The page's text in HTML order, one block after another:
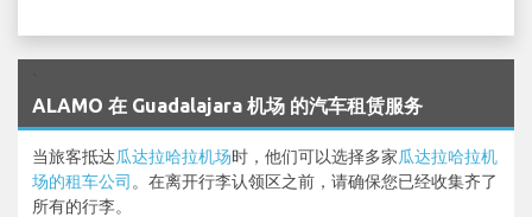
ALAMO 在 Guadalajara 机场 的汽车租赁服务
当旅客抵达瓜达拉哈拉机场时，他们可以选择多家瓜达拉哈拉机
场的租车公司 。在离开行李认领区之前，请确保您已经收集齐了
所有的行李。